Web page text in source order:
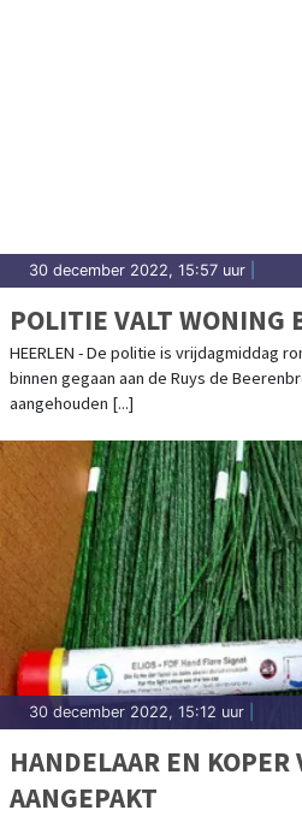
30 december 2022, 15:57 uur
POLITIE VALT WONING
HEERLEN - De politie is vrijdagmiddag
binnen gegaan aan de Ruys de
aangehouden [...]
30 december 2022, 15:12 uur
HANDELAAR EN KOPER
AANGEPAKT